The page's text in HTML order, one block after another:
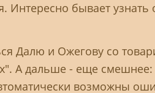
бывает узнать
Далю и Ожегову со
А дальше - еще смешнее:
возможны